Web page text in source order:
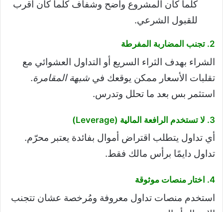
كلما كان المشروع واضح وشفاف كلما كان أقرب
للقبول الشرعي.
2. تجنب المضاربة المفرطة
الشراء بهدف الثراء السريع أو التداول العشوائي مع
تقلبات الأسعار ممكن يوقعك في شبهة المقامرة.
استثمر بس بعد ما تحلل وتدرس.
3. لا تستخدم الرافعة المالية (Leverage)
أي تداول يتطلب اقتراض أموال بفائدة يعتبر محرّم.
تداول دايمًا برأس مالك فقط.
4. اختار منصات موثوقة
استخدم منصات تداول معروفة ومُرخصة عشان تتجنب